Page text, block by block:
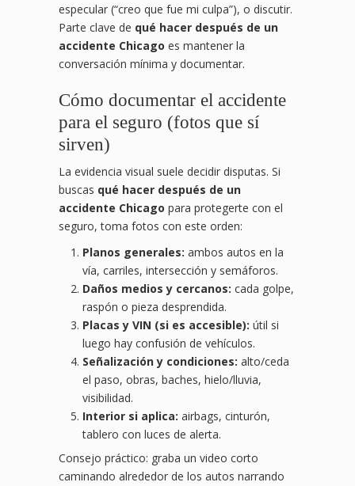
especular (“creo que fue mi culpa”), o discutir.
Parte clave de qué hacer después de un
accidente Chicago es mantener la
conversación mínima y documentar.
Cómo documentar el accidente
para el seguro (fotos que sí
sirven)
La evidencia visual suele decidir disputas. Si
buscas qué hacer después de un
accidente Chicago para protegerte con el
seguro, toma fotos con este orden:
Planos generales: ambos autos en la
vía, carriles, intersección y semáforos.
Daños medios y cercanos: cada golpe,
raspón o pieza desprendida.
Placas y VIN (si es accesible): útil si
luego hay confusión de vehículos.
Señalización y condiciones: alto/ceda
el paso, obras, baches, hielo/lluvia,
visibilidad.
Interior si aplica: airbags, cinturón,
tablero con luces de alerta.
Consejo práctico: graba un video corto
caminando alrededor de los autos narrando